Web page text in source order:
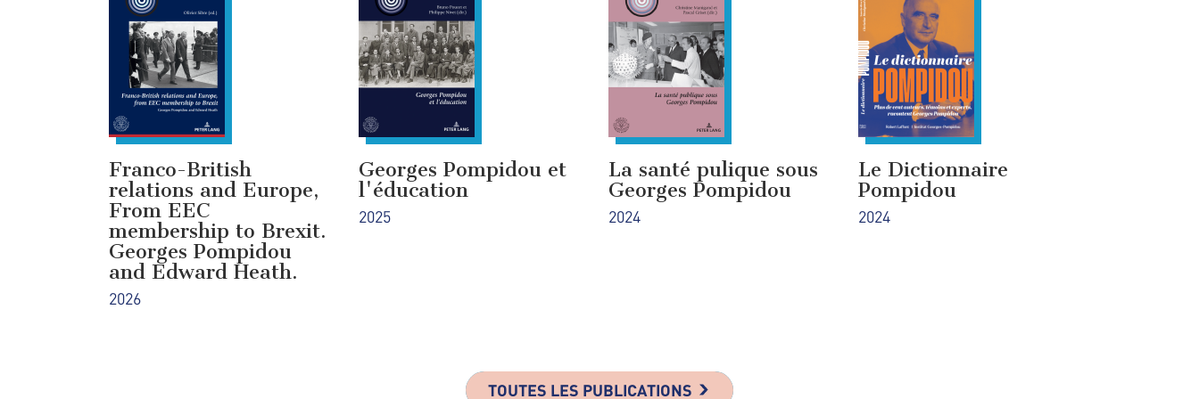
Franco-British
relations and Europe,
From EEC
membership to Brexit.
Georges Pompidou
and Edward Heath.
2026
Georges Pompidou et
l'éducation
2025
La santé pulique sous
Georges Pompidou
2024
Le Dictionnaire
Pompidou
2024
TOUTES LES PUBLICATIONS